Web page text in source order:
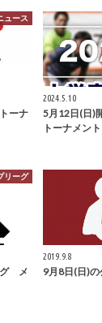
ュース
ーナ
2024.5.10
5月12日(日)
トーナメン
リーグ
グ メ
2019.9.8
9月8日(日)